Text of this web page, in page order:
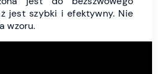
jest szybki i efektywny. Nie
wzoru.